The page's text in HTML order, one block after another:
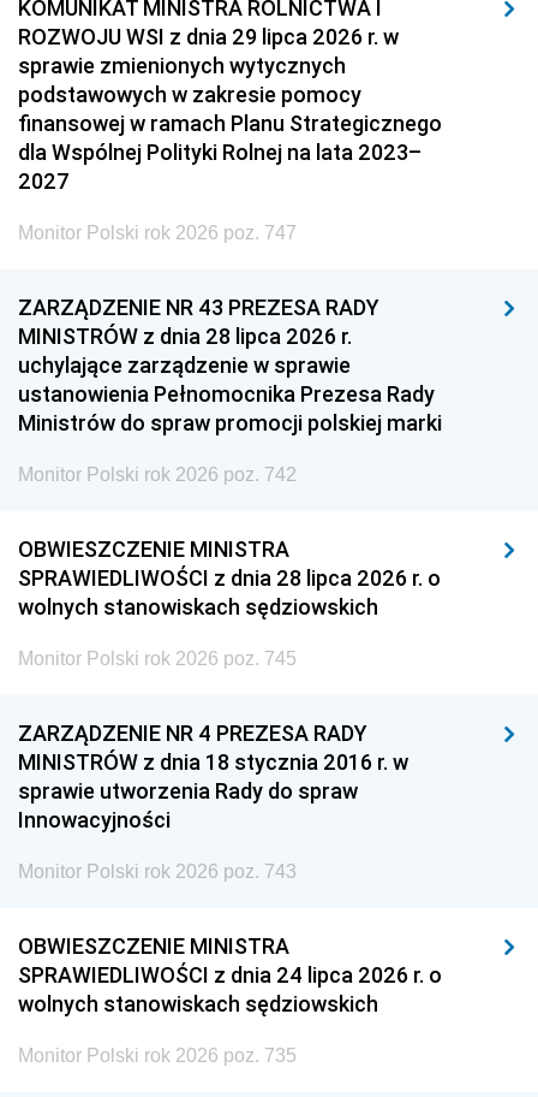
KOMUNIKAT MINISTRA ROLNICTWA I
ROZWOJU WSI z dnia 29 lipca 2026 r. w
sprawie zmienionych wytycznych
podstawowych w zakresie pomocy
finansowej w ramach Planu Strategicznego
dla Wspólnej Polityki Rolnej na lata 2023–
2027
Monitor Polski rok 2026 poz. 747
ZARZĄDZENIE NR 43 PREZESA RADY
MINISTRÓW z dnia 28 lipca 2026 r.
uchylające zarządzenie w sprawie
ustanowienia Pełnomocnika Prezesa Rady
Ministrów do spraw promocji polskiej marki
Monitor Polski rok 2026 poz. 742
OBWIESZCZENIE MINISTRA
SPRAWIEDLIWOŚCI z dnia 28 lipca 2026 r. o
wolnych stanowiskach sędziowskich
Monitor Polski rok 2026 poz. 745
ZARZĄDZENIE NR 4 PREZESA RADY
MINISTRÓW z dnia 18 stycznia 2016 r. w
sprawie utworzenia Rady do spraw
Innowacyjności
Monitor Polski rok 2026 poz. 743
OBWIESZCZENIE MINISTRA
SPRAWIEDLIWOŚCI z dnia 24 lipca 2026 r. o
wolnych stanowiskach sędziowskich
Monitor Polski rok 2026 poz. 735